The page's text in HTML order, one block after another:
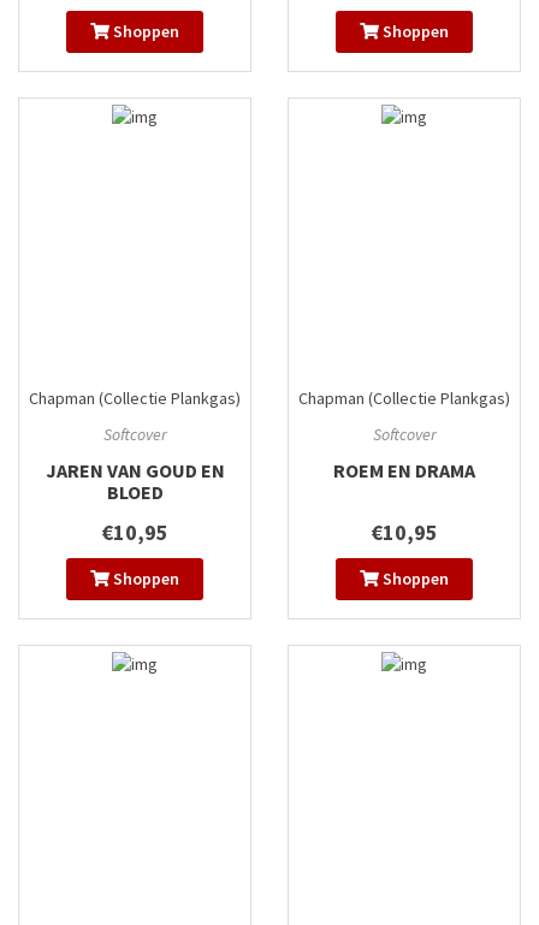
Shoppen Shoppen
Chapman (Collectie Plankgas)
Softcover
JAREN VAN GOUD EN
BLOED
€10,95
Shoppen
Chapman (Collectie Plankgas)
Softcover
ROEM EN DRAMA
€10,95
Shoppen